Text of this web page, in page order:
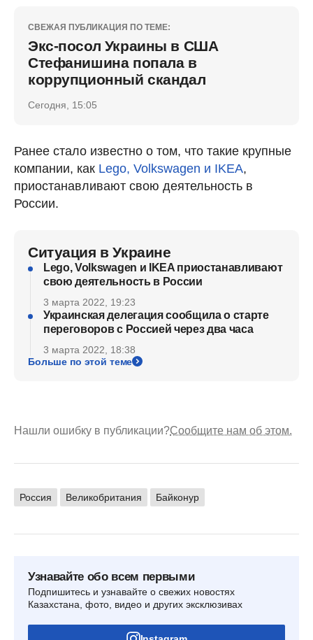
СВЕЖАЯ ПУБЛИКАЦИЯ ПО ТЕМЕ:
Экс-посол Украины в США
Стефанишина попала в
коррупционный скандал
Сегодня, 15:05
Ранее стало известно о том, что такие крупные
компании, как Lego, Volkswagen и IKEA,
приостанавливают свою деятельность в
России.
Ситуация в Украине
Lego, Volkswagen и IKEA приостанавливают
свою деятельность в России
3 марта 2022, 19:23
Украинская делегация сообщила о старте
переговоров с Россией через два часа
3 марта 2022, 18:38
Больше по этой теме
Нашли ошибку в публикации?Сообщите нам об этом.
Россия Великобритания Байконур
Узнавайте обо всем первыми
Подпишитесь и узнавайте о свежих новостях
Казахстана, фото, видео и других эксклюзивах